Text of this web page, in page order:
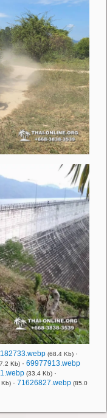
(68.4 Kb) ·
Kb) · 69977913.webp
(33.4 Kb) ·
Kb) · 71626827.webp (85.0